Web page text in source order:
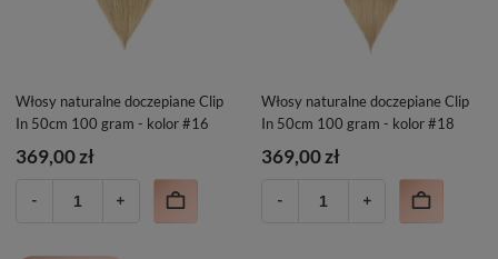
Włosy naturalne doczepiane Clip
In 50cm 100 gram - kolor #16
369,00 zł
Włosy naturalne doczepiane Clip
In 50cm 100 gram - kolor #18
369,00 zł